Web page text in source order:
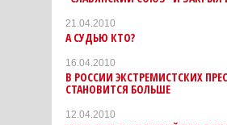
21.04.2010
А СУДЬЮ КТО?
16.04.2010
В РОССИИ ЭКСТРЕМИСТСКИХ
СТАНОВИТСЯ БОЛЬШЕ
12.04.2010